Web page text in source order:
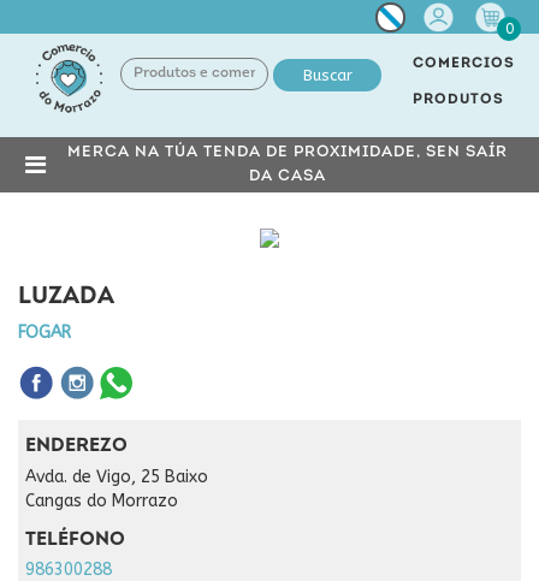
Miña
conta
0
Buscar
COMERCIOS
PRODUTOS
MERCA NA TÚA TENDA DE PROXIMIDADE, SEN SAÍR
DA CASA
LUZADA
FOGAR
ENDEREZO
Avda. de Vigo, 25 Baixo
Cangas do Morrazo
TELÉFONO
986300288